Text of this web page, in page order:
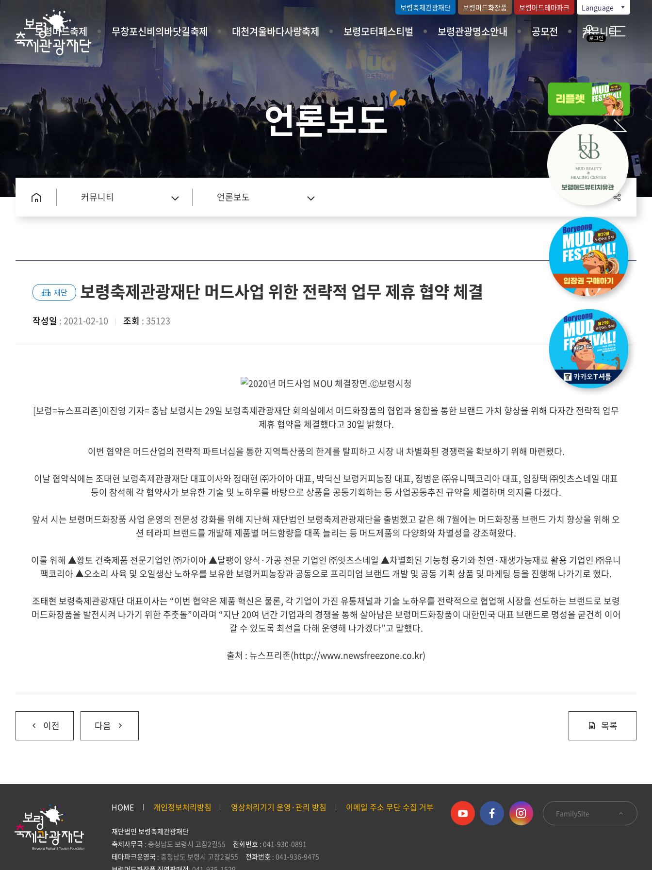
보령머드축제 무창포신비의바닷길축제 대천겨울바다사랑축제 보령모터페스티벌 보령관광명소안내 공모전 커뮤니티
보령축제관광재단 보령머드화장품 보령머드테마파크 Language
로그인
언론보도
커뮤니티 언론보도
재단 보령축제관광재단 머드사업 위한 전략적 업무 제휴 협약 체결
작성일 : 2021-02-10 조회 : 35123
[보령=뉴스프리존]이진영 기자= 충남 보령시는 29일 보령축제관광재단 회의실에서 머드화장품의 협업과 융합을 통한 브랜드 가치 향상을 위해 다자간 전략적 업무
제휴 협약을 체결했다고 30일 밝혔다.
이번 협약은 머드산업의 전략적 파트너십을 통한 지역특산품의 한계를 탈피하고 시장 내 차별화된 경쟁력을 확보하기 위해 마련됐다.
이날 협약식에는 조태현 보령축제관광재단 대표이사와 정태현 ㈜가이아 대표, 박덕신 보령커피농장 대표, 정병운 ㈜유니팩코리아 대표, 임창택 ㈜잇츠스네일 대표
등이 참석해 각 협약사가 보유한 기술 및 노하우를 바탕으로 상품을 공동기획하는 등 사업공동추진 규약을 체결하며 의지를 다졌다.
앞서 시는 보령머드화장품 사업 운영의 전문성 강화를 위해 지난해 재단법인 보령축제관광재단을 출범했고 같은 해 7월에는 머드화장품 브랜드 가치 향상을 위해 오
션 테라피 브랜드를 개발해 제품별 머드함량을 대폭 늘리는 등 머드제품의 다양화와 차별성을 강조해왔다.
이를 위해 ▲황토 건축제품 전문기업인 ㈜가이아 ▲달팽이 양식·가공 전문 기업인 ㈜잇츠스네일 ▲차별화된 기능형 용기와 천연·재생가능재료 활용 기업인 ㈜유니
팩코리아 ▲오소리 사육 및 오일생산 노하우를 보유한 보령커피농장과 공동으로 프리미엄 브랜드 개발 및 공동 기획 상품 및 마케팅 등을 진행해 나가기로 했다.
조태현 보령축제관광재단 대표이사는 “이번 협약은 제품 혁신은 물론, 각 기업이 가진 유통채널과 기술 노하우를 전략적으로 협업해 시장을 선도하는 브랜드로 보령
머드화장품을 발전시켜 나가기 위한 주춧돌”이라며 “지난 20여 년간 기업과의 경쟁을 통해 살아남은 보령머드화장품이 대한민국 대표 브랜드로 명성을 굳건히 이어
갈 수 있도록 최선을 다해 운영해 나가겠다”고 말했다.
출처 : 뉴스프리존(http://www.newsfreezone.co.kr)
이전 다음 목록
HOME 개인정보처리방침 영상처리기기 운영·관리 방침 이메일 주소 무단 수집 거부
재단법인 보령축제관광재단
축제사무국 : 충청남도 보령시 고잠2길55 전화번호 : 041-930-0891
테마파크운영국 : 충청남도 보령시 고잠2길55 전화번호 : 041-936-9475
FamilySite